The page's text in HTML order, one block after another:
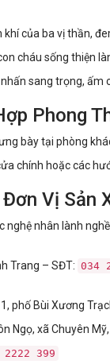
khí của ba vị thần,
cháu sống thiện
sang trọng, ấm
Phong
bày tại phòng
chính hoặc các
Vị Sản
nghệ nhân lành
Trang – SĐT: 034
1, phố Bùi Xương
Ngọ, xã Chuyên
2222 399